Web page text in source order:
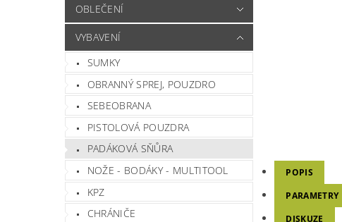
OBLEČENÍ
VYBAVENÍ
SUMKY
OBRANNÝ SPREJ, POUZDRO
SEBEOBRANA
PISTOLOVÁ POUZDRA
PADÁKOVÁ SŇŮRA
NOŽE - BODÁKY - MULTITOOL
KPZ
CHRÁNIČE
POPIS
PARAMETRY
DISKUZE